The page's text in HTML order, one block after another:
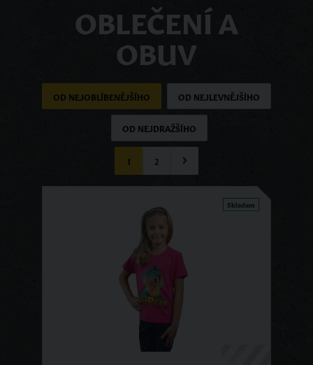
OBLEČENÍ A
OBUV
OD NEJOBLÍBENĚJŠÍHO OD NEJLEVNĚJŠÍHO
OD NEJDRAŽŠÍHO
1 2
Skladem